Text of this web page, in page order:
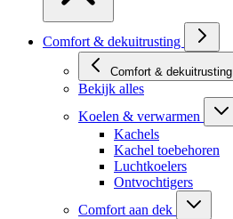
Comfort & dekuitrusting
Comfort & dekuitrusting
Bekijk alles
Koelen & verwarmen
Kachels
Kachel toebehoren
Luchtkoelers
Ontvochtigers
Comfort aan dek